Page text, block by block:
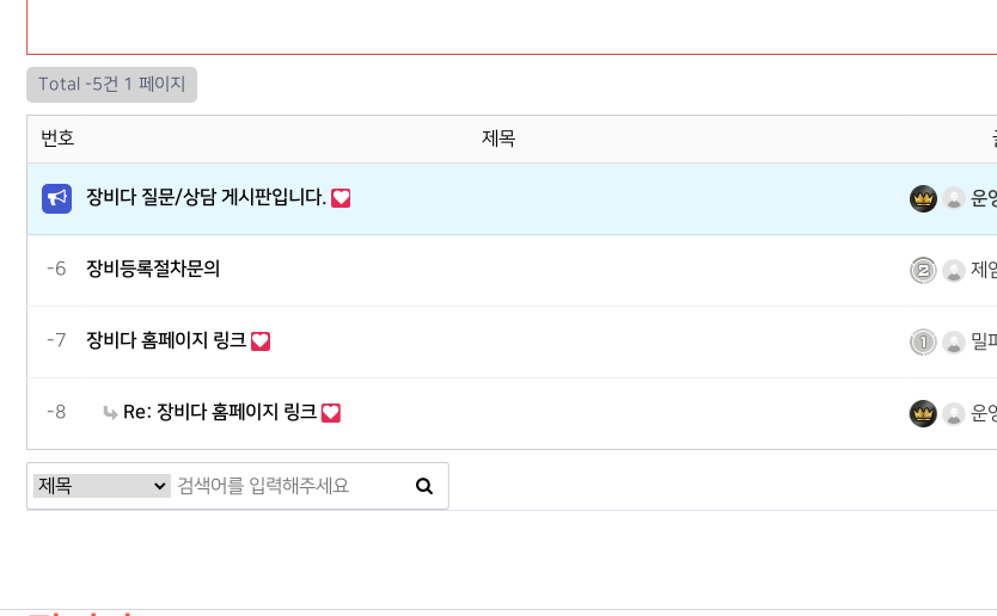
Total -5건 1 페이지
번호 제목
장비다 질문/상담 게시판입니다. 운
-6 장비등록절차문의 제
-7 장비다 홈페이지 링크 밀
-8 Re: 장비다 홈페이지 링크 운